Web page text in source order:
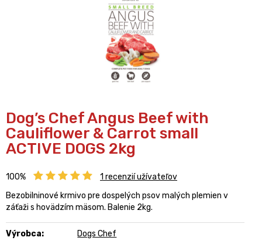
Dog’s Chef Angus Beef with
Cauliflower & Carrot small
ACTIVE DOGS 2kg
100% 1 recenzií užívateľov
Bezobilninové krmivo pre dospelých psov malých plemien v
záťaži s hovädzím mäsom. Balenie 2kg.
Výrobca: Dogs Chef